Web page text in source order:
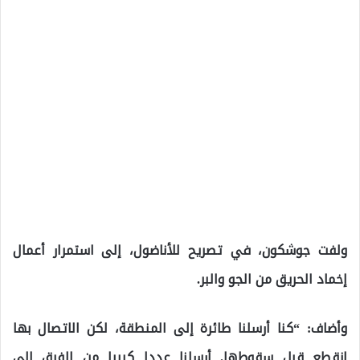
ولفت جوشكون، في تصريح للأناضول، إلى استمرار أعمال
إخماد الحريق من الجو والبر.
وأضاف: “كنا أرسلنا طائرة إلى المنطقة، لكن الاتصال بها